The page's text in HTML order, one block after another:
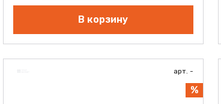
В корзину
арт. -
%